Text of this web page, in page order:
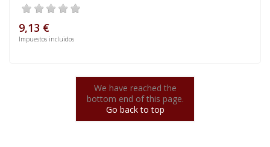
9,13 €
Impuestos incluidos
We have reached the
bottom end of this page.
Go back to top